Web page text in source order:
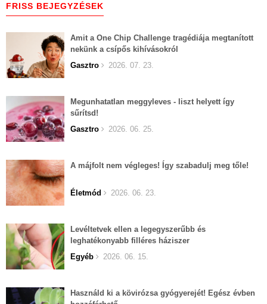
FRISS BEJEGYZÉSEK
Amit a One Chip Challenge tragédiája megtanított
nekünk a csípős kihívásokról
Gasztro
2026. 07. 23.
Megunhatatlan meggyleves - liszt helyett így
sűrítsd!
Gasztro
2026. 06. 25.
A májfolt nem végleges! Így szabadulj meg tőle!
Életmód 2026. 06. 23.
Levéltetvek ellen a legegyszerűbb és
leghatékonyabb filléres háziszer
Egyéb
2026. 06. 15.
Használd ki a kövirózsa gyógyerejét! Egész évben